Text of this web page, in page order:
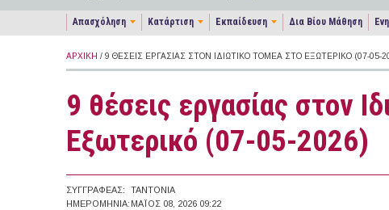
Απασχόληση Κατάρτιση Εκπαίδευση Δια Βίου Μάθηση
ΑΡΧΙΚΉ / 9 ΘΈΣΕΙΣ ΕΡΓΑΣΊΑΣ ΣΤΟΝ ΙΔΙΩΤΙΚΌ ΤΟΜΈΑ ΣΤΟ ΕΞΩΤΕΡΙΚΌ (07-05-
9 θέσεις εργασίας στον
Εξωτερικό (07-05-2026)
ΣΥΓΓΡΑΦΈΑΣ:
TANTONIA
ΗΜΕΡΟΜΗΝΊΑ: ΜΆΙΟΣ 08, 2026 09:22